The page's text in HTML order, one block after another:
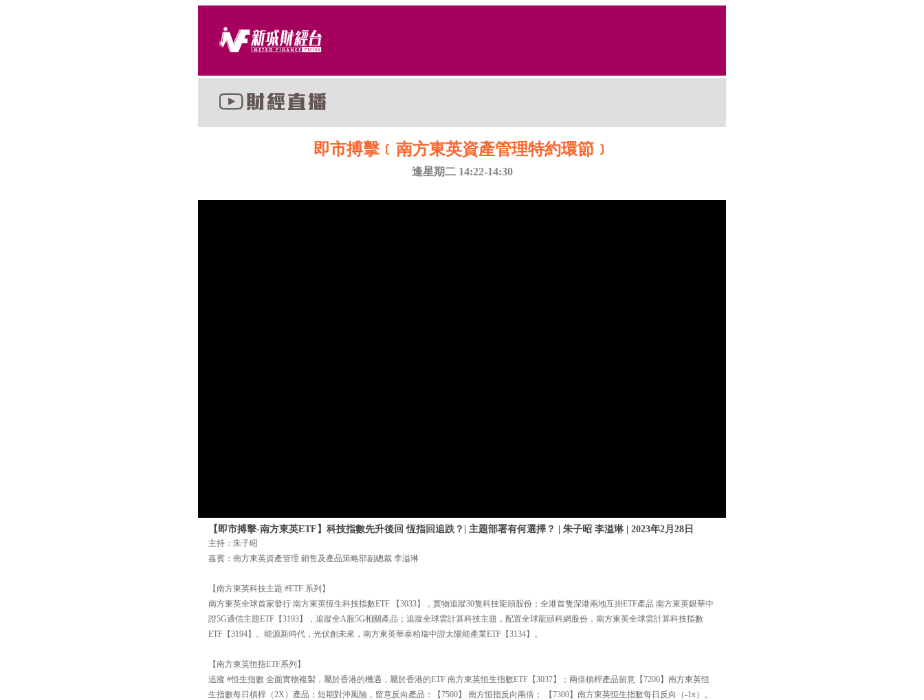
即市搏擊﹝南方東英資產管理特約環節﹞
逢星期二 14:22-14:30
【即市搏擊-南方東英ETF】科技指數先升後回 恆指回追跌？| 主題部署有何選擇？ | 朱子昭 李溢琳 | 2023年2月28日
主持：朱子昭
嘉賓：南方東英資產管理 銷售及產品策略部副總裁 李溢琳
【南方東英科技主題 #ETF 系列】
南方東英全球首家發行 南方東英恆生科技指數ETF 【3033】，實物追蹤30隻科技龍頭股份；全港首隻深港兩地互掛ETF產品 南方東英銀華中
證5G通信主題ETF【3193】，追蹤全A股5G相關產品；追蹤全球雲計算科技主題，配置全球龍頭科網股份，南方東英全球雲計算科技指數
ETF【3194】。能源新時代，光伏創未來，南方東英華泰柏瑞中證太陽能產業ETF【3134】。
【南方東英恒指ETF系列】
追蹤 #恒生指數 全面實物複製，屬於香港的機遇，屬於香港的ETF 南方東英恒生指數ETF【3037】；兩倍槓桿產品留意【7200】南方東英恒
生指數每日槓桿（2X）產品；短期對沖風險，留意反向產品：【7500】 南方恒指反向兩倍； 【7300】南方東英恒生指數每日反向（-1x）。